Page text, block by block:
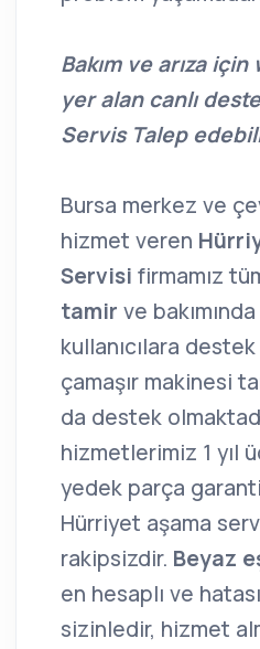
Bakım ve arıza
yer alan canlı
Servis Talep
Bursa merkez ve
hizmet veren
Servisi firmamız
tamir ve
kullanıcılara
çamaşır makinesi
da destek
hizmetlerimiz 1 yıl
yedek parça
Hürriyet aşama
rakipsizdir. Beyaz
en hesaplı ve
sizinledir, hizmet